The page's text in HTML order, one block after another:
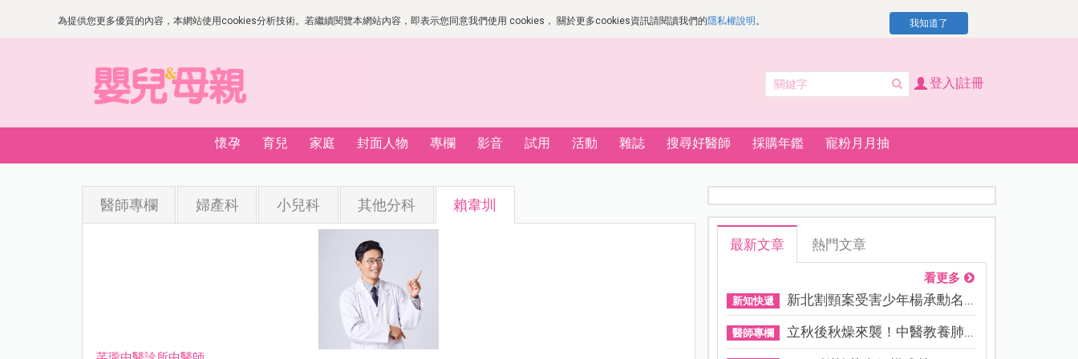
為提供您更多優質的內容，本網站使用cookies分析技術。若繼續閱覽本網站內容，即表示您同意我們使用 cookies， 關於更多cookies資訊請閱讀我們的隱私權說明 。 我知道了
登入|註冊
懷孕 育兒 家庭 封面人物 專欄 影音 試用 活動 雜誌 搜尋好醫師 採購年鑑 寵粉月月抽
醫師專欄 婦產科 小兒科 其他分科 賴韋圳
最新文章 熱門文章
看更多
新知快遞 新北割頸案受害少年楊承勳名...
醫師專欄 立秋後秋燥來襲！中醫教養肺...